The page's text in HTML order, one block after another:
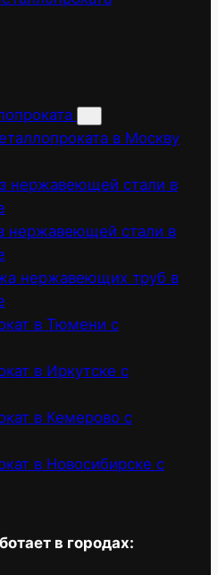
в Москву
нержавеющей стали в
нержавеющей стали в
нержавеющих труб в
в Тюмени с
в Иркутске с
в Кемерово с
в Новосибирске с
в городах: